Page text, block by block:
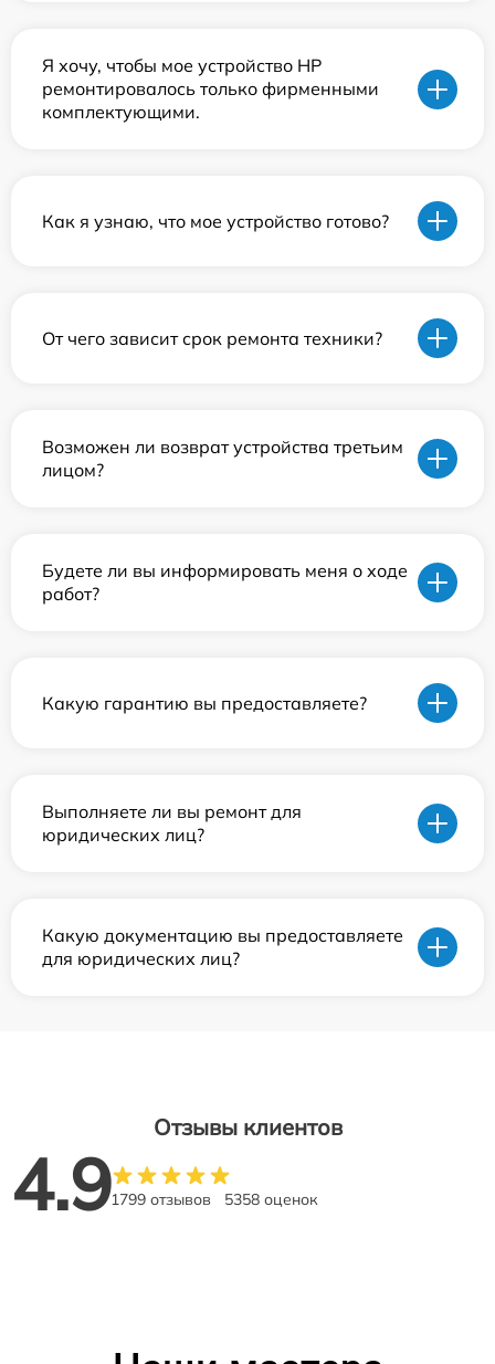
Я хочу, чтобы мое устройство HP
ремонтировалось только фирменными
комплектующими.
Как я узнаю, что мое устройство готово?
От чего зависит срок ремонта техники?
Возможен ли возврат устройства третьим
лицом?
Будете ли вы информировать меня о ходе
работ?
Какую гарантию вы предоставляете?
Выполняете ли вы ремонт для
юридических лиц?
Какую документацию вы предоставляете
для юридических лиц?
Отзывы клиентов
4.91799 отзывов 5358 оценок